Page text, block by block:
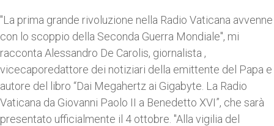
"La prima grande rivoluzione nella Radio Vaticana avvenne
con lo scoppio della Seconda Guerra Mondiale", mi
racconta Alessandro De Carolis, giornalista ,
vicecaporedattore dei notiziari della emittente del Papa e
autore del libro “Dai Megahertz ai Gigabyte. La Radio
Vaticana da Giovanni Paolo II a Benedetto XVI”, che sarà
presentato ufficialmente il 4 ottobre. "Alla vigilia del